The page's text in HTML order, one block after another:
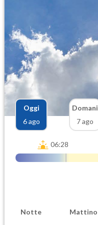
Oggi
6 ago
Domani
7 ago
06:28
Notte Mattino